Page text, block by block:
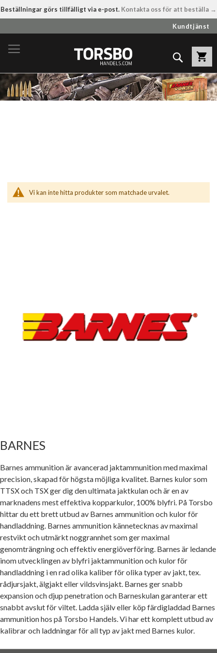
Beställningar görs tillfälligt via e-post. Kontakta oss för att beställa →
till
innehållet
Kundtjänst
Sök
Vi kan inte hitta produkter som matchade urvalet.
BARNES
Barnes ammunition är avancerad jaktammunition med maximal
precision, skapad för högsta möjliga kvalitet. Barnes kulor som
TTSX och TSX ger dig den ultimata jaktkulan och är en av
marknadens mest effektiva kopparkulor, 100% blyfri. På Torsbo
hittar du ett brett utbud av Barnes ammunition och kulor för
handladdning. Barnes ammunition kännetecknas av maximal
restvikt och utmärkt noggrannhet som ger maximal
genomträngning och effektiv energiöverföring. Barnes är ledande
inom utvecklingen av blyfri jaktammunition och kulor för
handladdning i en rad olika kaliber för olika typer av jakt, tex.
rådjursjakt, älgjakt eller vildsvinsjakt. Barnes ger snabb
expansion och djup penetration och Barneskulan garanterar ett
snabbt avslut för viltet. Ladda själv eller köp färdigladdad Barnes
ammunition hos på Torsbo Handels. Vi har ett komplett utbud av
kalibrar och laddningar för all typ av jakt med Barnes kulor.